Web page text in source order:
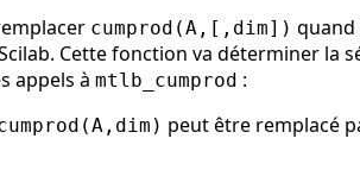
cumprod(A,[,dim]) quand
Cette fonction va déterminer la
appels à mtlb_cumprod :
peut être remplacé